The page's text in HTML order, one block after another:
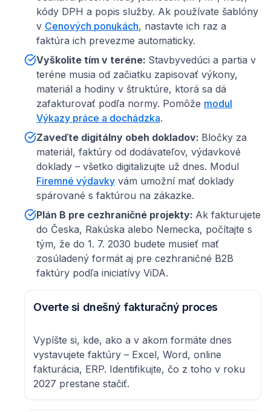
kódy DPH a popis služby. Ak používate šablóny
v Cenových ponukách, nastavte ich raz a
faktúra ich prevezme automaticky.
Vyškolite tím v teréne: Stavbyvedúci a partia v
teréne musia od začiatku zapisovať výkony,
materiál a hodiny v štruktúre, ktorá sa dá
zafakturovať podľa normy. Pomôže modul
Výkazy práce a dochádzka.
Zaveďte digitálny obeh dokladov: Bločky za
materiál, faktúry od dodávateľov, výdavkové
doklady – všetko digitalizujte už dnes. Modul
Firemné výdavky vám umožní mať doklady
spárované s faktúrou na zákazke.
Plán B pre cezhraničné projekty: Ak fakturujete
do Česka, Rakúska alebo Nemecka, počítajte s
tým, že do 1. 7. 2030 budete musieť mať
zosúladený formát aj pre cezhraničné B2B
faktúry podľa iniciatívy ViDA.
Overte si dnešný fakturačný proces
Vypíšte si, kde, ako a v akom formáte dnes
vystavujete faktúry – Excel, Word, online
fakturácia, ERP. Identifikujte, čo z toho v roku
2027 prestane stačiť.